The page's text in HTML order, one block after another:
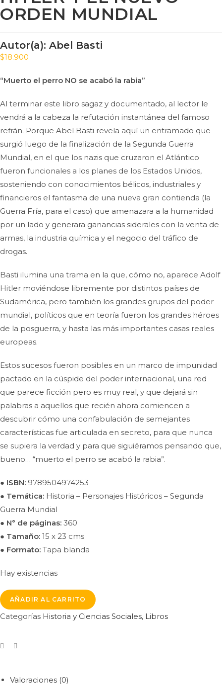
ORDEN MUNDIAL
Autor(a): Abel Basti
$18.900
“Muerto el perro NO se acabó la rabia”
Al terminar este libro sagaz y documentado, al lector le
vendrá a la cabeza la refutación instantánea del famoso
refrán. Porque Abel Basti revela aquí un entramado que
surgió luego de la finalización de la Segunda Guerra
Mundial, en el que los nazis que cruzaron el Atlántico
fueron funcionales a los planes de los Estados Unidos,
sosteniendo con conocimientos bélicos, industriales y
financieros el fantasma de una nueva gran contienda (la
Guerra Fría, para el caso) que amenazara a la humanidad
por un lado y generara ganancias siderales con la venta de
armas, la industria química y el negocio del tráfico de
drogas.
Basti ilumina una trama en la que, cómo no, aparece Adolf
Hitler moviéndose libremente por distintos países de
Sudamérica, pero también los grandes grupos del poder
mundial, políticos que en teoría fueron los grandes héroes
de la posguerra, y hasta las más importantes casas reales
europeas.
Estos sucesos fueron posibles en un marco de impunidad
pactado en la cúspide del poder internacional, una red
que parece ficción pero es muy real, y que dejará sin
palabras a aquellos que recién ahora comiencen a
descubrir cómo una confabulación de semejantes
características fue articulada en secreto, para que nunca
se supiera la verdad y para que siguiéramos pensando que,
bueno… “muerto el perro se acabó la rabia”.
● ISBN: 9789504974253
● Temática: Historia – Personajes Históricos – Segunda
Guerra Mundial
● N° de páginas: 360
● Tamaño: 15 x 23 cms
● Formato: Tapa blanda
Hay existencias
AÑADIR AL CARRITO
Categorías Historia y Ciencias Sociales, Libros
Valoraciones (0)